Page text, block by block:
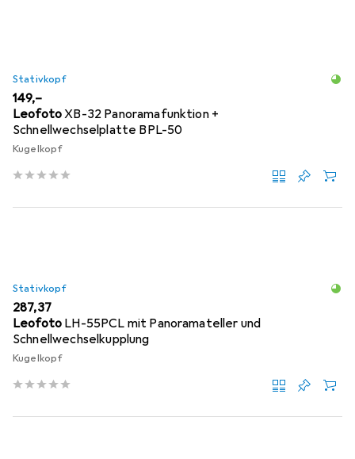
Stativkopf
EUR
149,–
LeofotoXB-32 Panoramafunktion +
Schnellwechselplatte BPL-50
Kugelkopf
Stativkopf
EUR
287,37
Leofoto LH-55PCL mit Panoramateller und
Schnellwechselkupplung
Kugelkopf